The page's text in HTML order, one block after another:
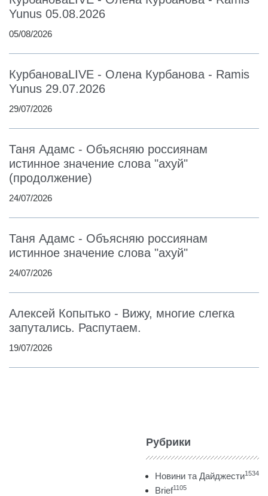
Yunus 05.08.2026
05/08/2026
КурбановаLIVE - Олена Курбанова - Ramis
Yunus 29.07.2026
29/07/2026
Таня Адамс - Объясняю россиянам
истинное значение слова "ахуй"
(продолжение)
24/07/2026
Таня Адамс - Объясняю россиянам
истинное значение слова "ахуй"
24/07/2026
Алексей Копытько - Вижу, многие слегка
запутались. Распутаем.
19/07/2026
Рубрики
Новини та Дайджести1534
Brief1105